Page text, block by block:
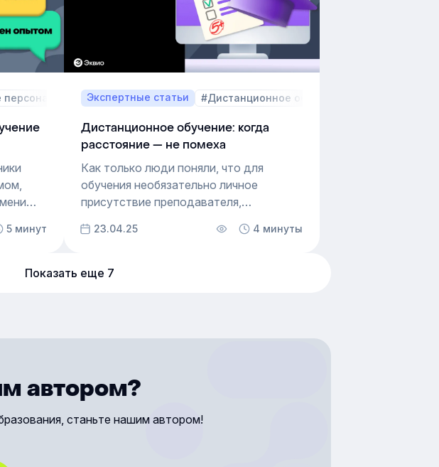
трудностями они сталкиваются и как
организуют процессы адаптации, мы
рассказали в этой статье.
С
5 минут
Экспертные статьи #Дистанционное обучение
Дистанционное обучение: когда
расстояние — не помеха
Как только люди поняли, что для
обучения необязательно личное
присутствие преподавателя,
с дистанционным форматом. В XIX
образовательные материалы в письмах,
людей дистанционно стало ещё
— в приложении смартфона. А значит,
любом месте. Поэтому популярность
23.04.25 4 минуты
Показать еще 7
автором?
станьте нашим автором!